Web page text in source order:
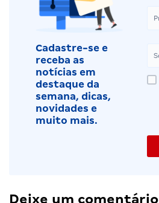
Cadastre-se e
receba as
notícias em
destaque da
semana, dicas,
novidades e
muito mais.
Deixe um comentário